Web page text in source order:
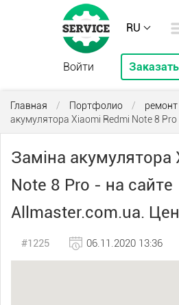
RU
Войти
Главная / Портфолио /
акумулятора Xiaomi Redmi Note 8 Pro
Заміна акумулятора
Note 8 Pro - на сайте
Allmaster.com.ua.
#1225 06.11.2020 13:36